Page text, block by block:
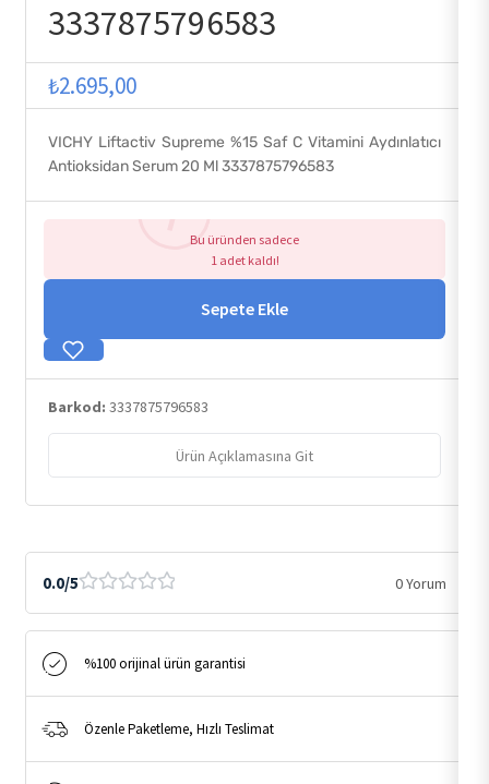
3337875796583
₺2.695,00
VICHY Liftactiv Supreme %15 Saf C Vitamini Aydınlatıcı
Antioksidan Serum 20 Ml 3337875796583
Bu üründen sadece
1 adet kaldı!
Sepete Ekle
Barkod: 3337875796583
Ürün Açıklamasına Git
0.0/5 0 Yorum
%100 orijinal ürün garantisi
Özenle Paketleme, Hızlı Teslimat